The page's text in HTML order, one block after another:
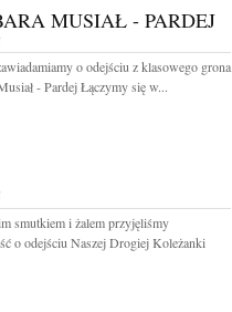
MUSIAŁ - PARDEJ
o odejściu z klasowego grona
- Pardej Łączymy się w...
smutkiem i żalem przyjęliśmy
o odejściu Naszej Drogiej Koleżanki